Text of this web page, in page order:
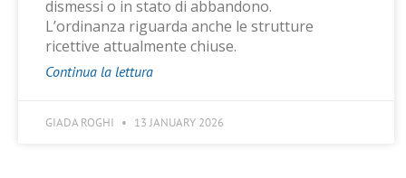
dismessi o in stato di abbandono.
L’ordinanza riguarda anche le strutture
ricettive attualmente chiuse.
Continua la lettura
GIADA ROGHI 13 JANUARY 2026